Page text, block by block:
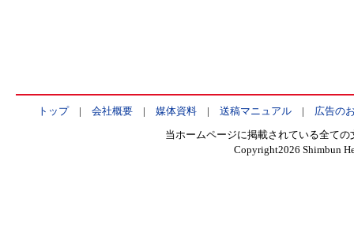
トップ| 会社概要| 媒体資料| 送稿マニュアル| 広告の
当ホームページに掲載されている全て
Copyright2026 Shimbun